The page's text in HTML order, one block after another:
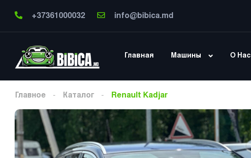
+37361000032 info@bibica.md
Главная Машины О Нас
Главное Каталог Renault Kadjar